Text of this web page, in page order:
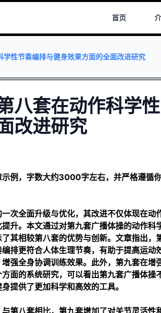
首页
性节奏编排与健身效果方面的全面改进研究
八套在动作科学
改进研究
例，字数大约3000字左右，并严格遵循
次全面升级与优化，其改进不仅体现在动
升。本文通过对第九套广播体操的动作科
其相较第八套的优势与创新。文章指出，
排更符合人体生理节奏，有助于提高运动
强全身协调训练效果。此外，第九套在增
面的系统研究，可以看出第九套广播体操
提供了更加科学和高效的工具。
第八套相比，第九套增加了对关节灵活性